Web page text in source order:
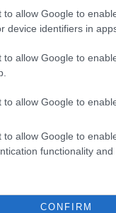
to allow Google to
device identifiers in
to allow Google to
to allow Google to
to allow Google to
functionality
CONFIRM
el ritmo
que losfondos
pensar que va a
en que cuando
el pacto a favor